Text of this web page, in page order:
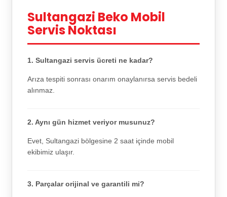
Sultangazi Beko Mobil
Servis Noktası
1. Sultangazi servis ücreti ne kadar?
Arıza tespiti sonrası onarım onaylanırsa servis bedeli
alınmaz.
2. Aynı gün hizmet veriyor musunuz?
Evet, Sultangazi bölgesine 2 saat içinde mobil
ekibimiz ulaşır.
3. Parçalar orijinal ve garantili mi?